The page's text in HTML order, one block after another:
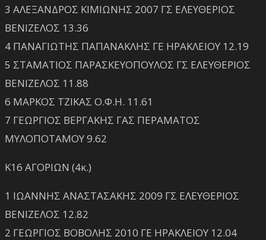
3 ΑΛΕΞΑΝΔΡΟΣ ΚΙΜΙΩΝΗΣ 2007 ΓΣ ΕΛΕΥΘΕΡΙΟΣ
ΒΕΝΙΖΕΛΟΣ 13.36
4 ΠΑΝΑΓΙΩΤΗΣ ΠΑΠΑΝΑΚΛΗΣ ΓΕ ΗΡΑΚΛΕΙΟΥ 12.19
5 ΣΤΑΜΑΤΙΟΣ ΠΑΡΑΣΚΕΥΟΠΟΥΛΟΣ ΓΣ ΕΛΕΥΘΕΡΙΟΣ
ΒΕΝΙΖΕΛΟΣ 11.88
6 ΜΑΡΚΟΣ ΤΖΙΚΑΣ Ο.Φ.Η. 11.61
7 ΓΕΩΡΓΙΟΣ ΒΕΡΓΑΚΗΣ ΓΑΣ ΠΕΡΑΜΑΤΟΣ
ΜΥΛΟΠΟΤΑΜΟΥ 9.62
Κ16 ΑΓΟΡΙΩΝ (4κ.)
1 ΙΩΑΝΝΗΣ ΑΝΑΣΤΑΣΑΚΗΣ 2009 ΓΣ ΕΛΕΥΘΕΡΙΟΣ
ΒΕΝΙΖΕΛΟΣ 12.82
2 ΓΕΩΡΓΙΟΣ ΒΟΒΟΛΗΣ 2010 ΓΕ ΗΡΑΚΛΕΙΟΥ 12.04